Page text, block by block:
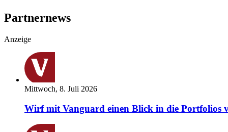
Partnernews
Anzeige
Mittwoch, 8. Juli 2026
Wirf mit Vanguard einen Blick in die Portfolios